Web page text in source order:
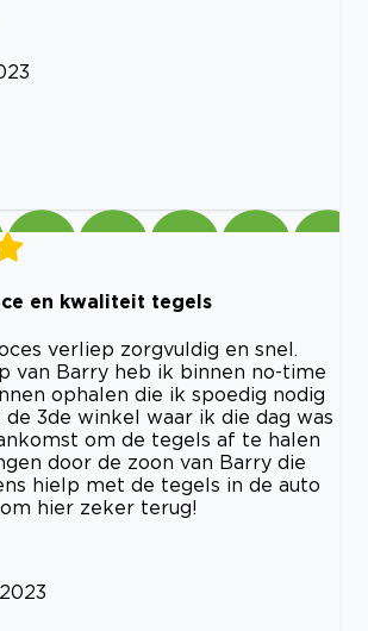
en kwaliteit tegels
verliep zorgvuldig en snel.
van Barry heb ik binnen no-time
ophalen die ik spoedig nodig
de 3de winkel waar ik die dag was
om de tegels af te halen
door de zoon van Barry die
hielp met de tegels in de auto
hier zeker terug!